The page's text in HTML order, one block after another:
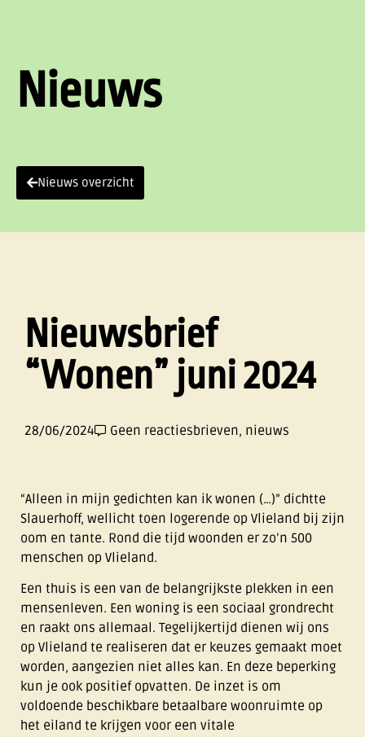
Nieuws
Nieuws overzicht
Nieuwsbrief
“Wonen” juni 2024
28/06/2024 Geen reactiesbrieven, nieuws
“Alleen in mijn gedichten kan ik wonen (…)” dichtte
Slauerhoff, wellicht toen logerende op Vlieland bij zijn
oom en tante. Rond die tijd woonden er zo’n 500
menschen op Vlieland.
Een thuis is een van de belangrijkste plekken in een
mensenleven. Een woning is een sociaal grondrecht
en raakt ons allemaal. Tegelijkertijd dienen wij ons
op Vlieland te realiseren dat er keuzes gemaakt moet
worden, aangezien niet alles kan. En deze beperking
kun je ook positief opvatten. De inzet is om
voldoende beschikbare betaalbare woonruimte op
het eiland te krijgen voor een vitale